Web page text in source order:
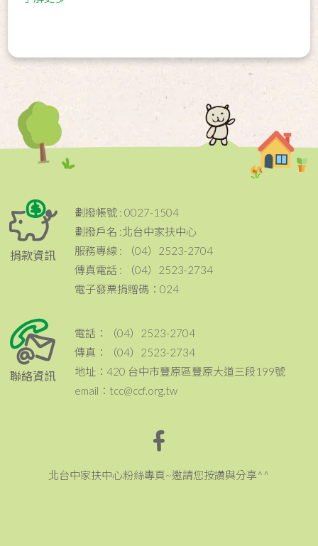
捐款資訊
劃撥帳號 : 0027-1504
劃撥戶名 :北台中家扶中心
服務專線 : （04）2523-2704
傳真電話 : （04）2523-2734
電子發票捐贈碼：024
聯絡資訊
電話：（04）2523-2704
傳真：（04）2523-2734
地址：420 台中市豐原區豐原大道三段199號
email：tcc@ccf.org.tw
北台中家扶中心粉絲專頁~邀請您按讚與分享^^